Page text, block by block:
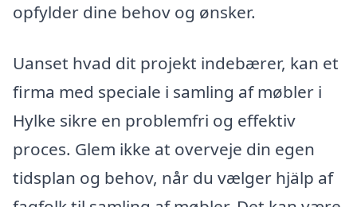
opfylder dine behov og ønsker.
Uanset hvad dit projekt indebærer, kan et
firma med speciale i samling af møbler i
Hylke sikre en problemfri og effektiv
proces. Glem ikke at overveje din egen
tidsplan og behov, når du vælger hjälp af